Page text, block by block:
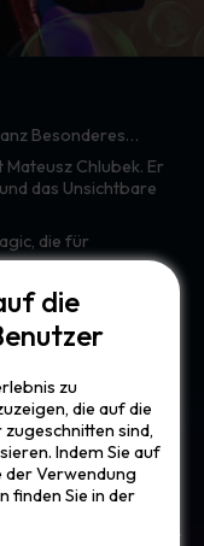
Besonderes…
Chlubek. Er
das Unsichtbare
die für
Staunen und
lassen…
Tischen statt und
Sie sich verzaubern…
die
zu
die auf die
sind,
Indem Sie auf
der Verwendung
finden Sie in der